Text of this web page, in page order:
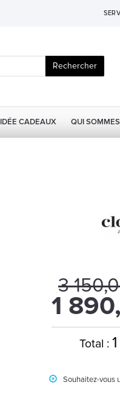
Rechercher
IDÉE CADEAUX QUI
3
1
Total :
Souhaitez-vous